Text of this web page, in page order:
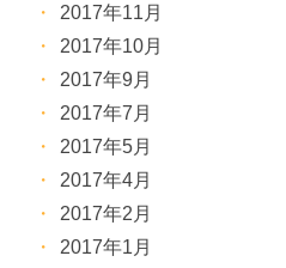
2017年11月
2017年10月
2017年9月
2017年7月
2017年5月
2017年4月
2017年2月
2017年1月